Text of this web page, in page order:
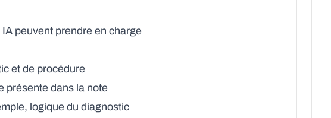
peuvent prendre en charge
et de procédure
présente dans la note
logique du diagnostic